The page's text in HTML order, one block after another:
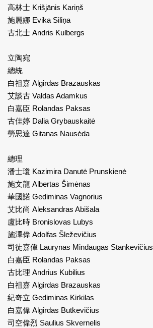
高林士 Krišjānis Kariņš
施麗娜 Evika Siliņa
古北士 Andris Kulbergs
立陶宛
總統
白祖嘉 Algirdas Brazauskas
艾談古 Valdas Adamkus
白嘉臣 Rolandas Paksas
古佳婷 Dalia Grybauskaitė
勞思達 Gitanas Nausėda
總理
潘士瓊 Kazimira Danutė Prunskienė
施文龍 Albertas Šimėnas
華國諾 Gediminas Vagnorius
艾比尚 Aleksandras Abišala
盧比時 Bronislovas Lubys
施澤偉 Adolfas Šleževičius
司徒嘉偉 Laurynas Mindaugas Stankevičius
白嘉臣 Rolandas Paksas
古比理 Andrius Kubilius
白祖嘉 Algirdas Brazauskas
紀奇立 Gediminas Kirkilas
白嘉偉 Algirdas Butkevičius
司空偉烈 Saulius Skvernelis